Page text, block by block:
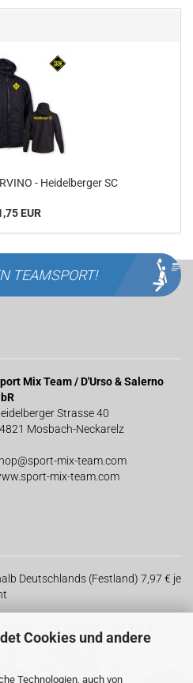
Cookies und andere
Technologien, auch von
- Heidelberger SC
EUR
TEAMSPORT!
Mix Team / D'Urso & Salerno
Strasse 40
Mosbach-Neckarelz
mix-team.com
mix-team.com
Deutschlands (Festland) 7,97 € je